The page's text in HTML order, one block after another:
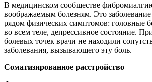
В медицинском сообществе
воображаемым болезням. Это заболевание
рядом физических симптомов: головные
во всем теле, депрессивное состояние.
болевых точек врачи не находили
заболевания, вызывающего эту боль.
Соматизированное расстройство